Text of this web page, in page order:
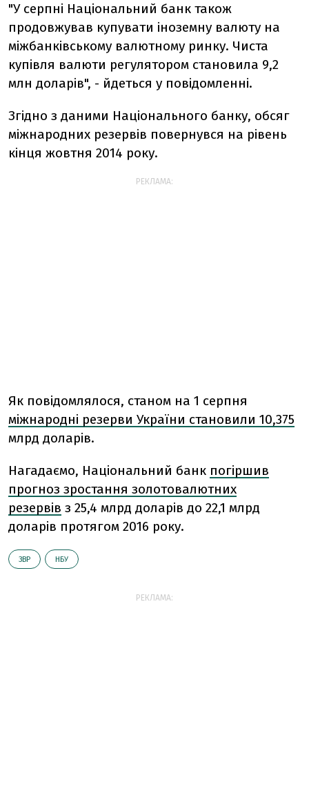
"У серпні Національний банк також
продовжував купувати іноземну валюту на
міжбанківському валютному ринку. Чиста
купівля валюти регулятором становила 9,2
млн доларів", - йдеться у повідомленні.
Згідно з даними Національного банку, обсяг
міжнародних резервів повернувся на рівень
кінця жовтня 2014 року.
РЕКЛАМА:
Як повідомлялося, станом на 1 серпня
міжнародні резерви України становили 10,375
млрд доларів.
Нагадаємо, Національний банк погіршив
прогноз зростання золотовалютних
резервів з 25,4 млрд доларів до 22,1 млрд
доларів протягом 2016 року.
ЗВР НБУ
РЕКЛАМА: